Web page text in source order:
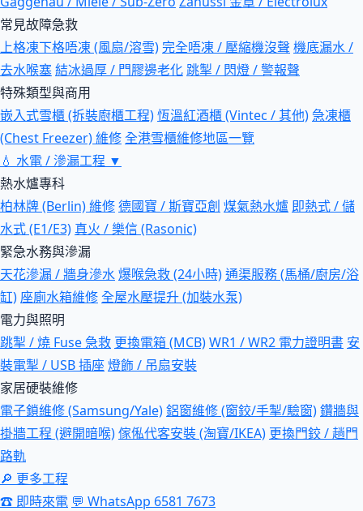
常見故障急救
上格凍下格唔凍 (風扇/溶雪)完全唔凍 / 壓縮機沒聲 機底漏水 /
去水喉塞結冰過厚 / 門膠邊老化跳掣 / 閃燈 / 警報聲
特殊類型與商用
嵌入式雪櫃 (拆裝廚櫃工程)恆溫紅酒櫃 (Vintec / 其他)急凍櫃
(Chest Freezer) 維修全港雪櫃維修地區一覽
💧 水電 / 滲漏工程 ▼
熱水爐專科
柏林牌 (Berlin) 維修德國寶 / 斯寶亞創 煤氣熱水爐 即熱式 / 儲
水式 (E1/E3) 真火 / 樂信 (Rasonic)
緊急水務與滲漏
天花滲漏 / 牆身滲水爆喉急救 (24小時)通渠服務 (馬桶/廚房/浴
缸) 座廁水箱維修全屋水壓提升 (加裝水泵)
電力與照明
跳掣 / 燒 Fuse 急救 更換電箱 (MCB)WR1 / WR2 電力證明書 安
裝電掣 / USB 插座燈飾 / 吊扇安裝
家居硬裝維修
電子鎖維修 (Samsung/Yale)鋁窗維修 (窗鉸/手掣/驗窗)鑽牆與
掛牆工程 (避開暗喉)傢俬代客安裝 (淘寶/IKEA) 更換門鉸 / 趟門
路軌
🔎 更多工程
☎ 即時來電 💬 WhatsApp 6581 7673